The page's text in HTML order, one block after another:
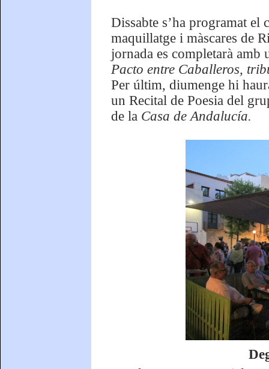
Dissabte s’ha programat el
maquillatge i màscares de
jornada es completarà amb
Pacto entre Caballeros,
Per últim, diumenge hi
un Recital de Poesia del
de la Casa de Andalucía.